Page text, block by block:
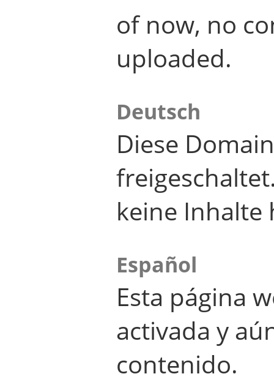
of now, no
uploaded.
Deutsch
Diese
keine Inhalte
Español
Esta página
activada y
contenido.